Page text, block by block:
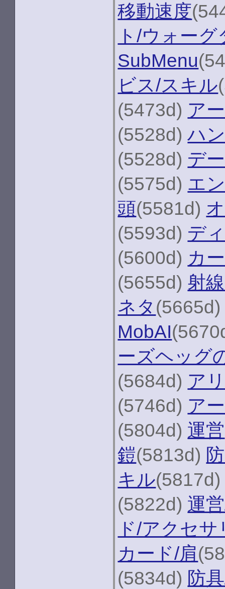
移動速度
ト/ウォー
SubMenu
ビス/スキル
(5473d) ア
(5528d)ハ
(5528d) デ
(5575d) エ
頭(5581d)
(5593d) デ
(5600d) カ
(5655d) 射
ネタ
MobAI
ーズヘッグ
(5684d) ア
(5746d) ア
(5804d) 運営
鎧(5813d)
キル
(5822d) 運
ド/アクセサ
カード/肩
(5834d) 防